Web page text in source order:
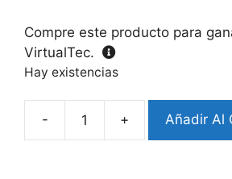
Compre este producto para
VirtualTec.
Hay existencias
-
Protector
+ Añadir Al